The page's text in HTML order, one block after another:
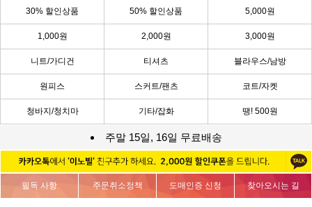
30% 할인상품 50% 할인상품 5,000원
1,000원 2,000원 3,000원
니트/가디건 티셔츠 블라우스/남방
원피스 스커트/팬츠 코트/자켓
청바지/청치마 기타/잡화 땡! 500원
주말 15일, 16일 무료배송
필독 사항 주문취소정책 도매인증 신청 찾아오시는 길